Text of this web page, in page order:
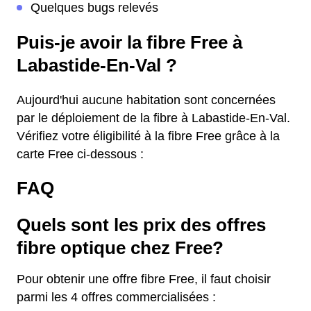
Quelques bugs relevés
Puis-je avoir la fibre Free à
Labastide-En-Val ?
Aujourd'hui aucune habitation sont concernées
par le déploiement de la fibre à Labastide-En-Val.
Vérifiez votre éligibilité à la fibre Free grâce à la
carte Free ci-dessous :
FAQ
Quels sont les prix des offres
fibre optique chez Free?
Pour obtenir une offre fibre Free, il faut choisir
parmi les 4 offres commercialisées :